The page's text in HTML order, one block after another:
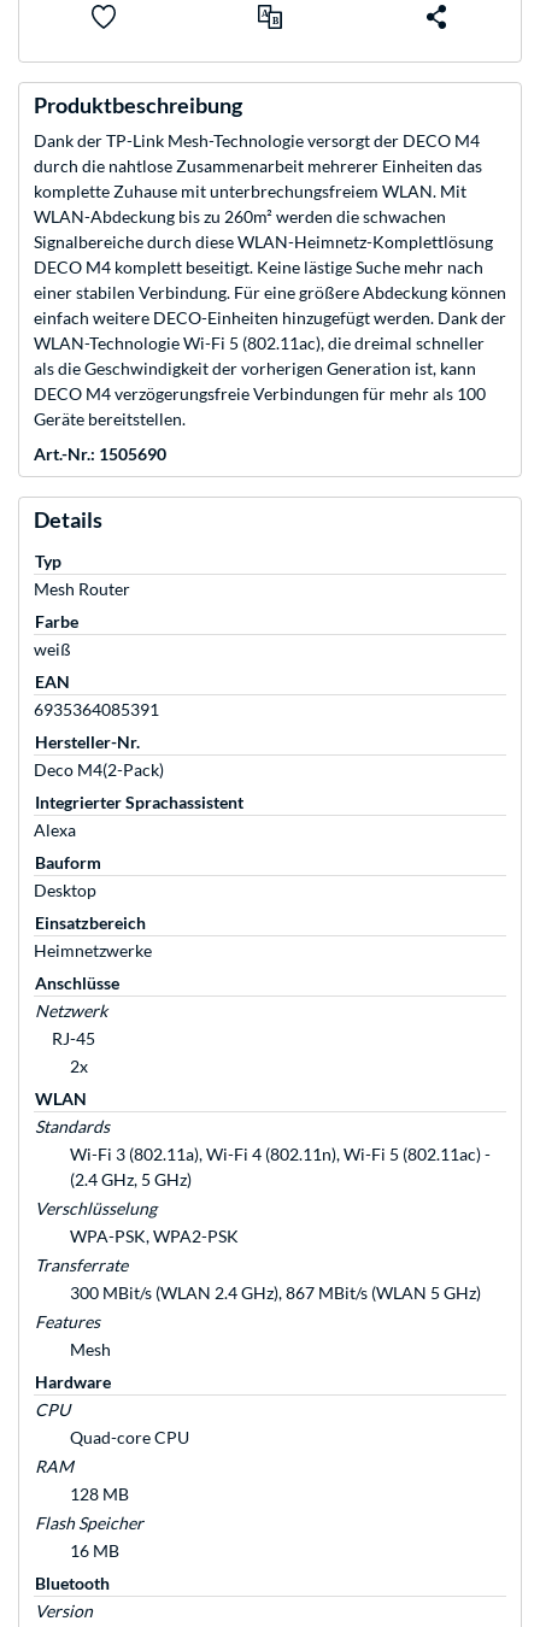
Produktbeschreibung
Dank der TP-Link Mesh-Technologie versorgt der DECO M4
durch die nahtlose Zusammenarbeit mehrerer Einheiten das
komplette Zuhause mit unterbrechungsfreiem WLAN. Mit
WLAN-Abdeckung bis zu 260m² werden die schwachen
Signalbereiche durch diese WLAN-Heimnetz-Komplettlösung
DECO M4 komplett beseitigt. Keine lästige Suche mehr nach
einer stabilen Verbindung. Für eine größere Abdeckung können
einfach weitere DECO-Einheiten hinzugefügt werden. Dank der
WLAN-Technologie Wi-Fi 5 (802.11ac), die dreimal schneller
als die Geschwindigkeit der vorherigen Generation ist, kann
DECO M4 verzögerungsfreie Verbindungen für mehr als 100
Geräte bereitstellen.
Art.-Nr.: 1505690
Details
Typ
Mesh Router
Farbe
weiß
EAN
6935364085391
Hersteller-Nr.
Deco M4(2-Pack)
Integrierter Sprachassistent
Alexa
Bauform
Desktop
Einsatzbereich
Heimnetzwerke
Anschlüsse
Netzwerk
RJ-45
2x
WLAN
Standards
Wi-Fi 3 (802.11a), Wi-Fi 4 (802.11n), Wi-Fi 5 (802.11ac) -
(2.4 GHz, 5 GHz)
Verschlüsselung
WPA-PSK, WPA2-PSK
Transferrate
300 MBit/s (WLAN 2.4 GHz), 867 MBit/s (WLAN 5 GHz)
Features
Mesh
Hardware
CPU
Quad-core CPU
RAM
128 MB
Flash Speicher
16 MB
Bluetooth
Version